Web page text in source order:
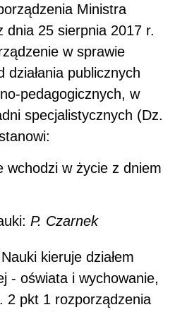
Ministra
dnia 25 sierpnia 2017 r.
w sprawie
działania publicznych
pedagogicznych, w
specjalistycznych (Dz.
wchodzi w życie z dniem
: P. Czarnek
kieruje działem
- oświata i wychowanie,
2 pkt 1 rozporządzenia